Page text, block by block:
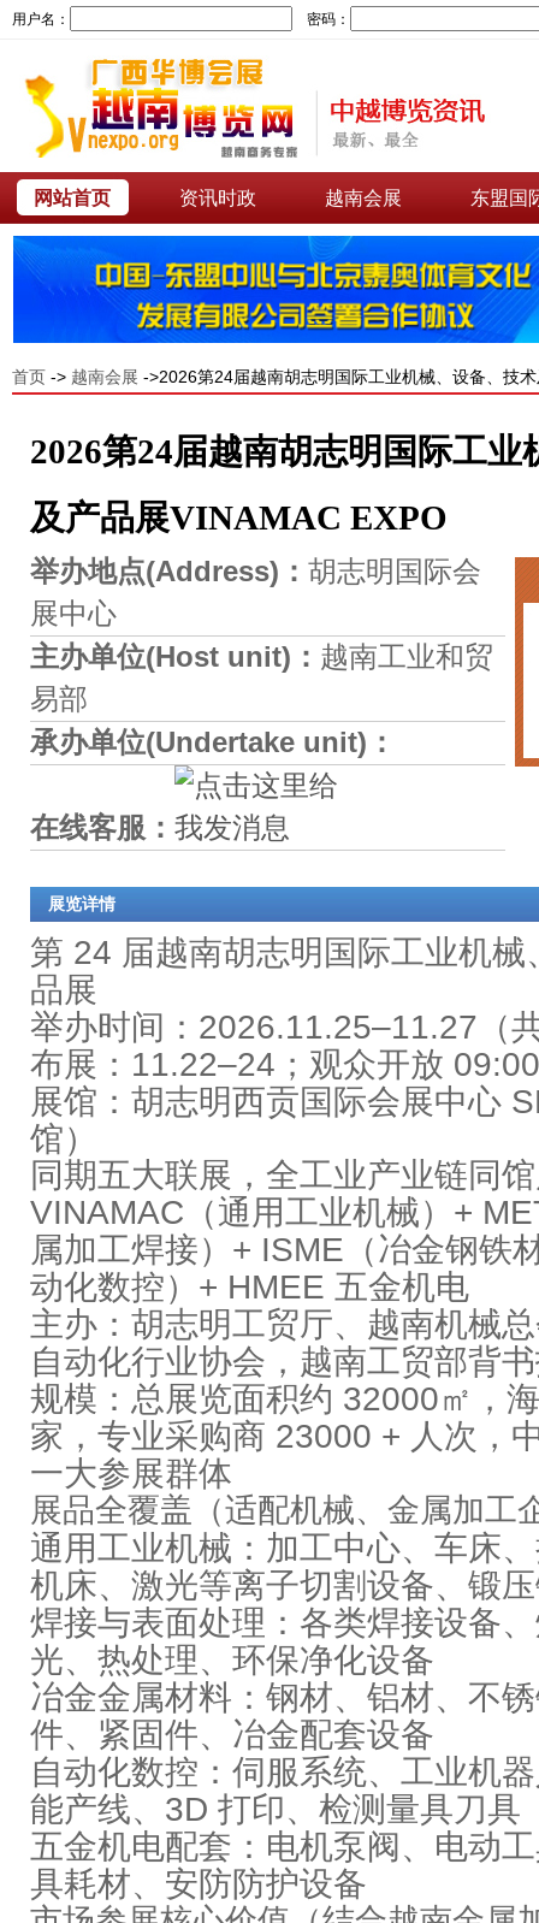
用户名： 密码：
网站首页 资讯时政 越南会展 东盟国
首页 -> 越南会展 ->2026第24届越南胡志明国际工业机械、设备、技
2026第24届越南胡志明国际工业
及产品展VINAMAC EXPO
举办地点(Address)： 胡志明国际会
展中心
主办单位(Host unit)： 越南工业和贸
易部
承办单位(Undertake unit)：
在线客服：
展览详情
第 24 届越南胡志明国际工业机械
品展
举办时间 ：2026.11.25–11.27（
布展：11.22–24；观众开放
展馆 ：胡志明西贡国际会展中心
馆）
同期五大联展，全工业产业链同
VINAMAC（通用工业机械）+
属加工焊接）+ ISME（冶金钢铁
动化数控）+ HMEE 五金机电
主办 ：胡志明工贸厅、越南机械
自动化行业协会，越南工贸部背
规模 ：总展览面积约 32000㎡，
家，专业采购商 23000 + 人次，
一大参展群体
展品全覆盖（适配机械、金属加工
通用工业机械 ：加工中心、车床
机床、激光等离子切割设备、锻
焊接与表面处理 ：各类焊接设备
光、热处理、环保净化设备
冶金金属材料 ：钢材、铝材、不
件、紧固件、冶金配套设备
自动化数控 ：伺服系统、工业机
能产线、3D 打印、检测量具刀具
五金机电配套 ：电机泵阀、电动
具耗材、安防防护设备